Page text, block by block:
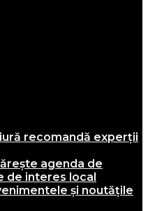
recomandă experții
agenda de
de interes local
și noutățile